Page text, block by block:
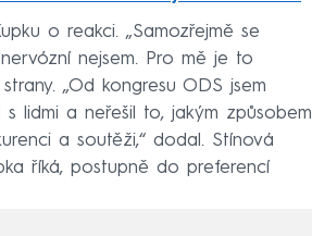
o reakci. „Samozřejmě se
nejsem. Pro mě je to
„Od kongresu ODS jsem
lidmi a neřešil to, jakým způsobem
a soutěži,“ dodal. Stínová
říká, postupně do preferencí